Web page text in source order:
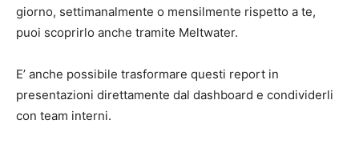
giorno, settimanalmente o mensilmente rispetto a te,
puoi scoprirlo anche tramite Meltwater.
E’ anche possibile trasformare questi report in
presentazioni direttamente dal dashboard e condividerli
con team interni.